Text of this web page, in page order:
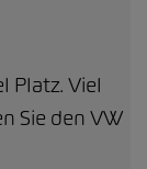
Platz. Viel
Sie den VW